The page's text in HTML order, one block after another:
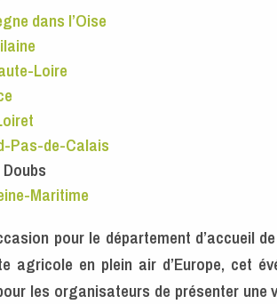
dans l’Oise
Loire
Pas-de-Calais
Maritime
pour le département d’accueil
agricole en plein air d’Europe, cet
les organisateurs de présenter une